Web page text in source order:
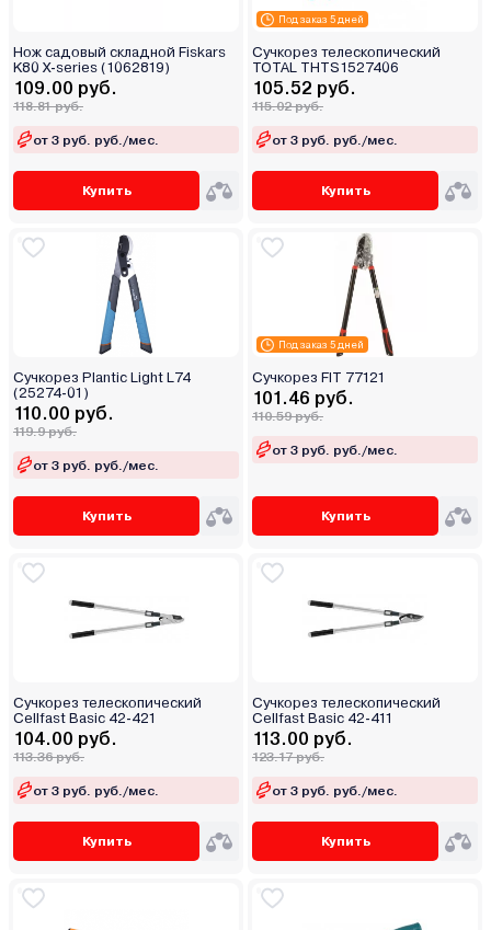
Нож садовый складной Fiskars
K80 X-series (1062819)
109.00 руб.
118.81 руб.
от 3 руб. руб./мес.
Купить
Под заказ 5 дней
Сучкорез телескопический
TOTAL THTS1527406
105.52 руб.
115.02 руб.
от 3 руб. руб./мес.
Купить
Сучкорез Plantic Light L74
(25274-01)
110.00 руб.
119.9 руб.
от 3 руб. руб./мес.
Купить
Под заказ 5 дней
Сучкорез FIT 77121
101.46 руб.
110.59 руб.
от 3 руб. руб./мес.
Купить
Сучкорез телескопический
Cellfast Basic 42-421
104.00 руб.
113.36 руб.
от 3 руб. руб./мес.
Купить
Сучкорез телескопический
Cellfast Basic 42-411
113.00 руб.
123.17 руб.
от 3 руб. руб./мес.
Купить